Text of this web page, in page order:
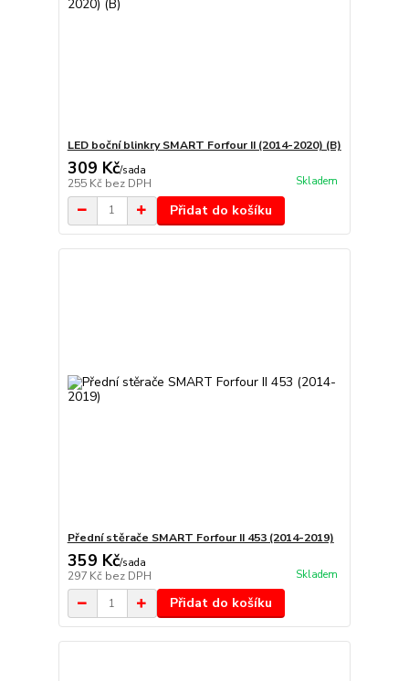
LED boční blinkry SMART Forfour II (2014-2020) (B)
309 Kč/sada
255 Kč bez DPH Skladem
Přidat do košíku
Přední stěrače SMART Forfour II 453 (2014-2019)
359 Kč/sada
297 Kč bez DPH Skladem
Přidat do košíku